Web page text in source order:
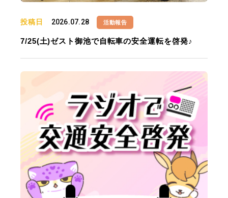
投稿日 2026.07.28 活動報告
7/25(土)ゼスト御池で自転車の安全運転を啓発♪